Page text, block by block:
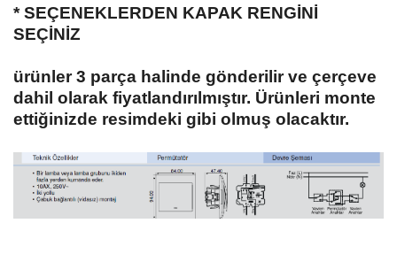
* SEÇENEKLERDEN KAPAK RENGİNİ
SEÇİNİZ
ürünler 3 parça halinde gönderilir ve çerçeve
dahil olarak fiyatlandırılmıştır. Ürünleri monte
ettiğinizde resimdeki gibi olmuş olacaktır.